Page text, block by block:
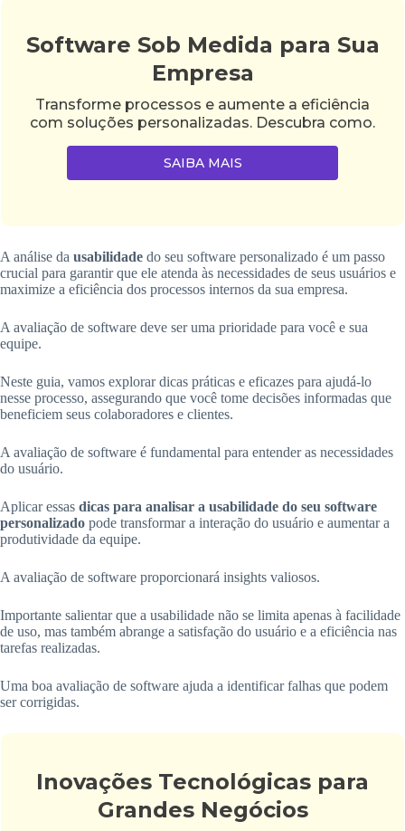
Software Sob Medida para Sua
Empresa
Transforme processos e aumente a eficiência
com soluções personalizadas. Descubra como.
SAIBA MAIS
A análise da usabilidade do seu software personalizado é um passo
crucial para garantir que ele atenda às necessidades de seus usuários e
maximize a eficiência dos processos internos da sua empresa.
A avaliação de software deve ser uma prioridade para você e sua
equipe.
Neste guia, vamos explorar dicas práticas e eficazes para ajudá-lo
nesse processo, assegurando que você tome decisões informadas que
beneficiem seus colaboradores e clientes.
A avaliação de software é fundamental para entender as necessidades
do usuário.
Aplicar essas dicas para analisar a usabilidade do seu software
personalizado pode transformar a interação do usuário e aumentar a
produtividade da equipe.
A avaliação de software proporcionará insights valiosos.
Importante salientar que a usabilidade não se limita apenas à facilidade
de uso, mas também abrange a satisfação do usuário e a eficiência nas
tarefas realizadas.
Uma boa avaliação de software ajuda a identificar falhas que podem
ser corrigidas.
Inovações Tecnológicas para
Grandes Negócios